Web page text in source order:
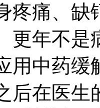
疼痛、
更年不是
用中药
后在医生